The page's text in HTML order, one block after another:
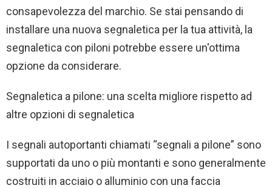
consapevolezza del marchio. Se stai pensando di
installare una nuova segnaletica per la tua attività, la
segnaletica con piloni potrebbe essere un'ottima
opzione da considerare.
Segnaletica a pilone: ​​una scelta migliore rispetto ad
altre opzioni di segnaletica
I segnali autoportanti chiamati “segnali a pilone” sono
supportati da uno o più montanti e sono generalmente
costruiti in acciaio o alluminio con una faccia